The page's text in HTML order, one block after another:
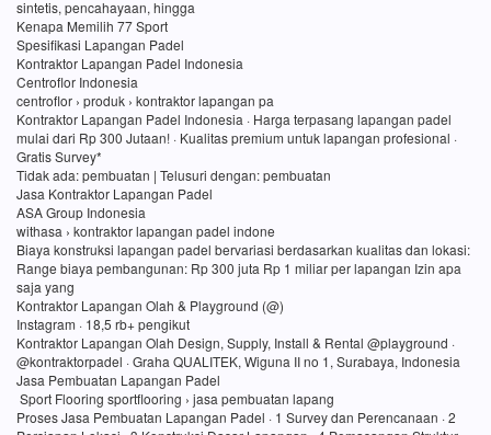
sintetis, pencahayaan, hingga
Kenapa Memilih 77 Sport
Spesifikasi Lapangan Padel
Kontraktor Lapangan Padel Indonesia
Centroflor Indonesia
centroflor › produk › kontraktor lapangan pa
Kontraktor Lapangan Padel Indonesia · Harga terpasang lapangan padel
mulai dari Rp 300 Jutaan! · Kualitas premium untuk lapangan profesional ·
Gratis Survey*
Tidak ada: pembuatan ‎| Telusuri dengan: pembuatan
Jasa Kontraktor Lapangan Padel
ASA Group Indonesia
withasa › kontraktor lapangan padel indone
Biaya konstruksi lapangan padel bervariasi berdasarkan kualitas dan lokasi:
Range biaya pembangunan: Rp 300 juta Rp 1 miliar per lapangan Izin apa
saja yang
Kontraktor Lapangan Olah & Playground (@)
Instagram · 18,5 rb+ pengikut
Kontraktor Lapangan Olah Design, Supply, Install & Rental @playground ·
@kontraktorpadel · Graha QUALITEK, Wiguna II no 1, Surabaya, Indonesia
Jasa Pembuatan Lapangan Padel
Sport Flooring sportflooring › jasa pembuatan lapang
Proses Jasa Pembuatan Lapangan Padel · 1 Survey dan Perencanaan · 2